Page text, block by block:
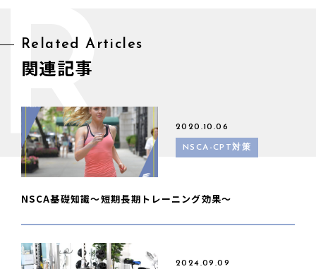
Related Articles
関連記事
2020.10.06
NSCA-CPT対策
NSCA基礎知識〜短期長期トレーニング効果〜
2024.09.09